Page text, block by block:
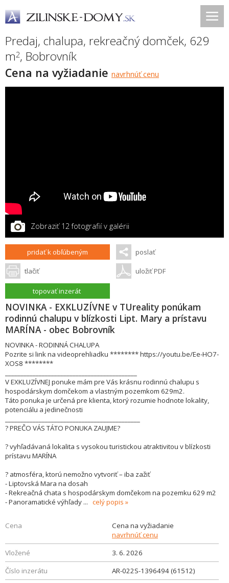
Predaj, chalupa, rekreačný domček, 629
m2, Bobrovník
Cena na vyžiadanie navrhnúť cenu
Zobraziť 12 fotografií v galérii
pridať k obľúbeným poslať
tlačiť uložiť PDF
topovať inzerát
NOVINKA - EXKLUZÍVNE v TUreality ponúkam
rodinnú chalupu v blízkosti Lipt. Mary a prístavu
MARÍNA - obec Bobrovník
NOVINKA - RODINNÁ CHALUPA
Pozrite si link na videoprehliadku ******** https://youtu.be/Ee-HO7-
XOS8 ********
V EXKLUZÍVNEJ ponuke mám pre Vás krásnu rodinnú chalupu s
hospodárskym domčekom a vlastným pozemkom 629m2.
Táto ponuka je určená pre klienta, ktorý rozumie hodnote lokality,
potenciálu a jedinečnosti
? PREČO VÁS TÁTO PONUKA ZAUJME?
? vyhľadávaná lokalita s vysokou turistickou atraktivitou v blízkosti
prístavu MARÍNA
? atmosféra, ktorú nemožno vytvoriť – iba zažiť
- Liptovská Mara na dosah
- Rekreačná chata s hospodárskym domčekom na pozemku 629 m2
- Panoramatické výhľady ... celý popis
Cena
Cena na vyžiadanie
navrhnúť cenu
Vložené
3. 6. 2026
Číslo inzerátu
AR-022S-1396494 (61512)